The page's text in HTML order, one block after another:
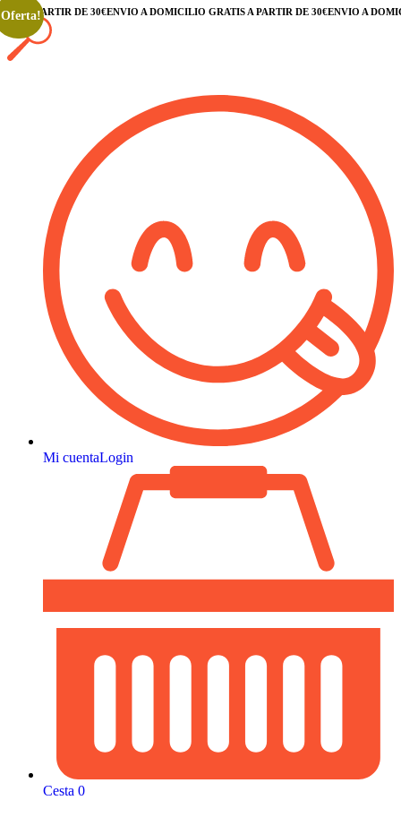
A PARTIR DE 30€ENVÍO A DOMICILIO GRATIS A PARTIR DE 30€ENVÍO A
Mi cuentaLogin
Cesta 0